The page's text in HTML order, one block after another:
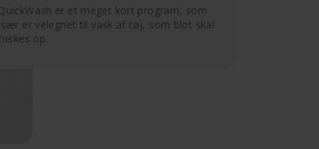
er et meget kort program, som
er velegnet til vask af tøj, som blot skal
op.